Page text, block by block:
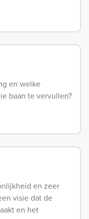
en welke
baan te vervullen?
en zeer
visie dat de
en het